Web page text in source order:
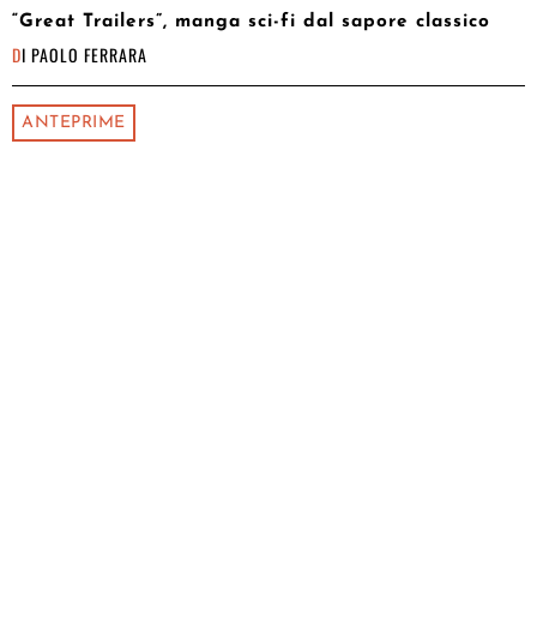
“Great Trailers”, manga sci-fi dal sapore classico
DI PAOLO FERRARA
ANTEPRIME